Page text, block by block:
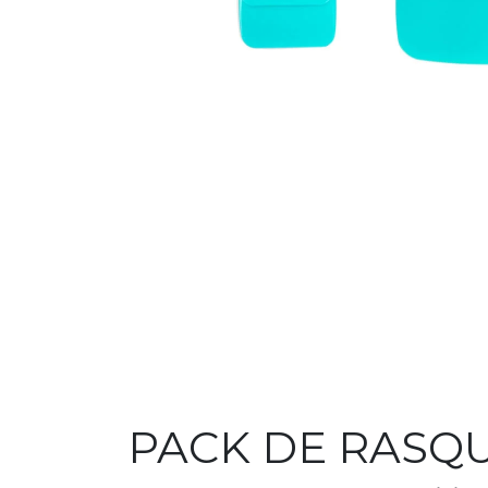
PACK DE